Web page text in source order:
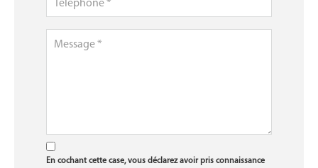
En cochant cette case, vous déclarez avoir pris connaissance